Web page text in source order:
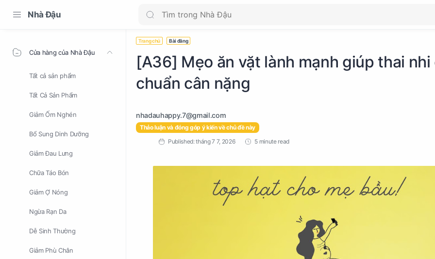
Nhà Đậu
Cửa hàng của Nhà Đậu
Tất cả sản phẩm
Tất Cả Sản Phẩm
Giảm Ốm Nghén
Bổ Sung Dinh Dưỡng
Giảm Đau Lưng
Chữa Táo Bón
Giảm Ợ Nóng
Ngừa Rạn Da
Dễ Sinh Thường
Giảm Phù Chân
Trang chủ Bài đăng
[A36] Mẹo ăn vặt lành mạnh giúp thai nhi
chuẩn cân nặng
Thảo luận và đóng góp ý kiến về chủ đề này
5 minute read